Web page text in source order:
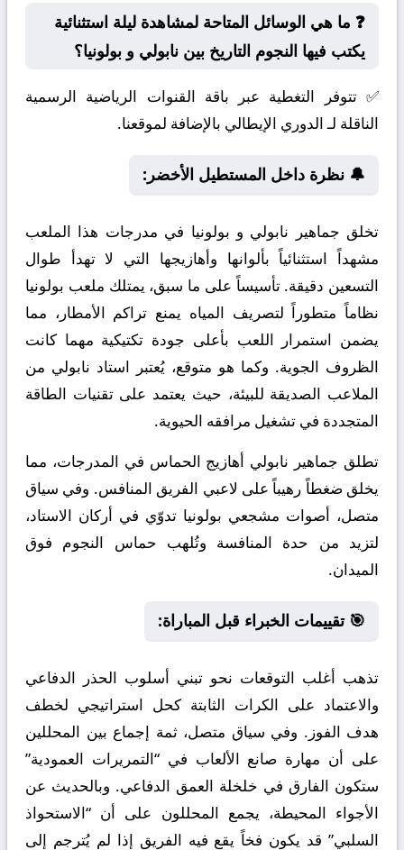
❓ ما هي الوسائل المتاحة لمشاهدة ليلة استثنائية
يكتب فيها النجوم التاريخ بين نابولي و بولونيا؟
✅ تتوفر التغطية عبر باقة القنوات الرياضية الرسمية
الناقلة لـ الدوري الإيطالي بالإضافة لموقعنا.
🔔 نظرة داخل المستطيل الأخضر:
تخلق جماهير نابولي و بولونيا في مدرجات هذا الملعب
مشهداً استثنائياً بألوانها وأهازيجها التي لا تهدأ طوال
التسعين دقيقة. تأسيساً على ما سبق، يمتلك ملعب بولونيا
نظاماً متطوراً لتصريف المياه يمنع تراكم الأمطار، مما
يضمن استمرار اللعب بأعلى جودة تكتيكية مهما كانت
الظروف الجوية. وكما هو متوقع، يُعتبر استاد نابولي من
الملاعب الصديقة للبيئة، حيث يعتمد على تقنيات الطاقة
المتجددة في تشغيل مرافقه الحيوية.
تطلق جماهير نابولي أهازيج الحماس في المدرجات، مما
يخلق ضغطاً رهيباً على لاعبي الفريق المنافس. وفي سياق
متصل، أصوات مشجعي بولونيا تدوّي في أركان الاستاد،
لتزيد من حدة المنافسة وتُلهب حماس النجوم فوق
الميدان.
🎯 تقييمات الخبراء قبل المباراة:
تذهب أغلب التوقعات نحو تبني أسلوب الحذر الدفاعي
والاعتماد على الكرات الثابتة كحل استراتيجي لخطف
هدف الفوز. وفي سياق متصل، ثمة إجماع بين المحللين
على أن مهارة صانع الألعاب في “التمريرات العمودية”
ستكون الفارق في خلخلة العمق الدفاعي. وبالحديث عن
الأجواء المحيطة، يجمع المحللون على أن “الاستحواذ
السلبي” قد يكون فخاً يقع فيه الفريق إذا لم يُترجم إلى